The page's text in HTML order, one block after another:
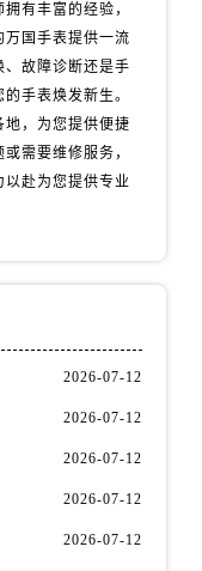
安徽省铜陵市铜官区石城大道万国售后服务中心（需提前预约）
有丰富的经验，
万国手表提供一流
、故障诊断还是手
手表焕发新生。
地，为您提供便捷
需要维修服务，
以赴为您提供专业
2026-07-12
2026-07-12
2026-07-12
2026-07-12
2026-07-12